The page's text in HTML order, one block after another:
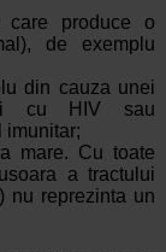
care produce o
de exemplu
din cauza unei
cu HIV sau
imunitar;
mare. Cu toate
a tractului
nu reprezinta un